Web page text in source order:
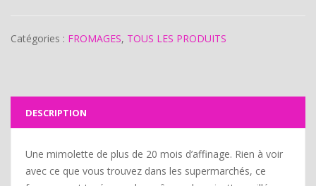
Catégories : FROMAGES, TOUS LES PRODUITS
DESCRIPTION
Une mimolette de plus de 20 mois d’affinage. Rien à voir
avec ce que vous trouvez dans les supermarchés, ce